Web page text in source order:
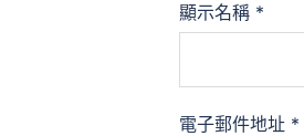
顯示名稱 *
電子郵件地址 *